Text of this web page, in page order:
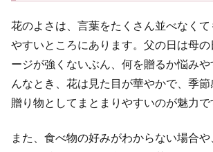
花のよさは、言葉をたくさん並べなくて
やすいところにあります。父の日は母の
ージが強くないぶん、何を贈るか悩み
んなとき、花は見た目が華やかで、季節
贈り物としてまとまりやすいのが魅力で
また、食べ物の好みがわからない場合